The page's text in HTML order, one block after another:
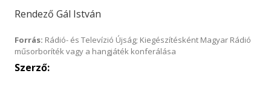
Rendező Gál István
Forrás: Rádió- és Televízió Újság; Kiegészítésként Magyar Rádió
műsorboríték vagy a hangjáték konferálása
Szerző: